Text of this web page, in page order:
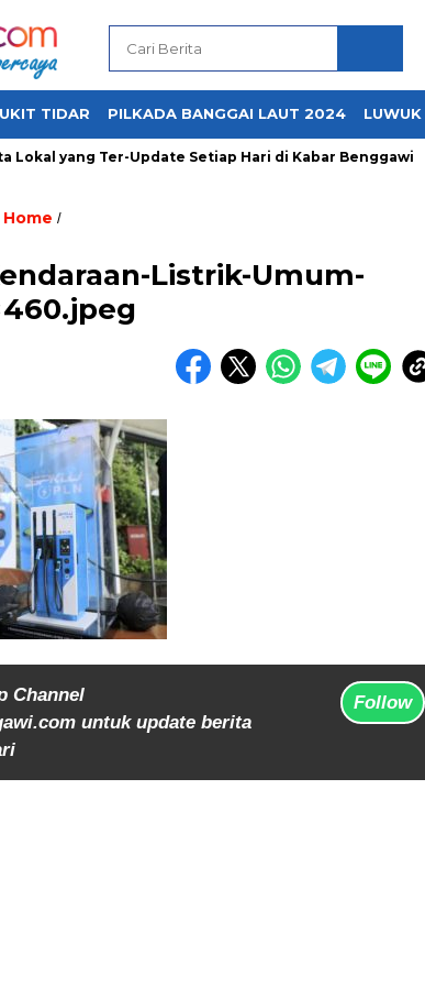
TIDAR PILKADA BANGGAI LAUT 2024 LUWUK
yang Ter-Update Setiap Hari di Kabar Benggawi
Home /
Listrik-Umum-
Channel
untuk update berita
Follow